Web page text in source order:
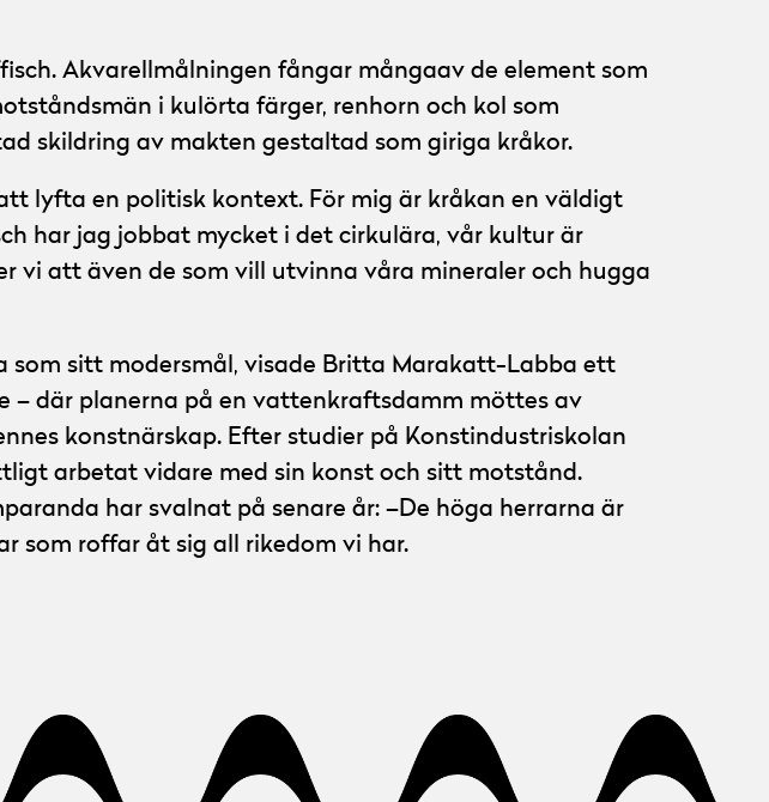
Akvarellmålningen fångar mångaav de element som
i kulörta färger, renhorn och kol som
skildring av makten gestaltad som giriga kråkor.
lyfta en politisk kontext. För mig är kråkan en väldigt
har jag jobbat mycket i det cirkulära, vår kultur är
vi att även de som vill utvinna våra mineraler och hugga
som sitt modersmål, visade Britta Marakatt-Labba ett
där planerna på en vattenkraftsdamm möttes av
konstnärskap. Efter studier på Konstindustriskolan
arbetat vidare med sin konst och sitt motstånd.
har svalnat på senare år: –De höga herrarna är
som roffar åt sig all rikedom vi har.